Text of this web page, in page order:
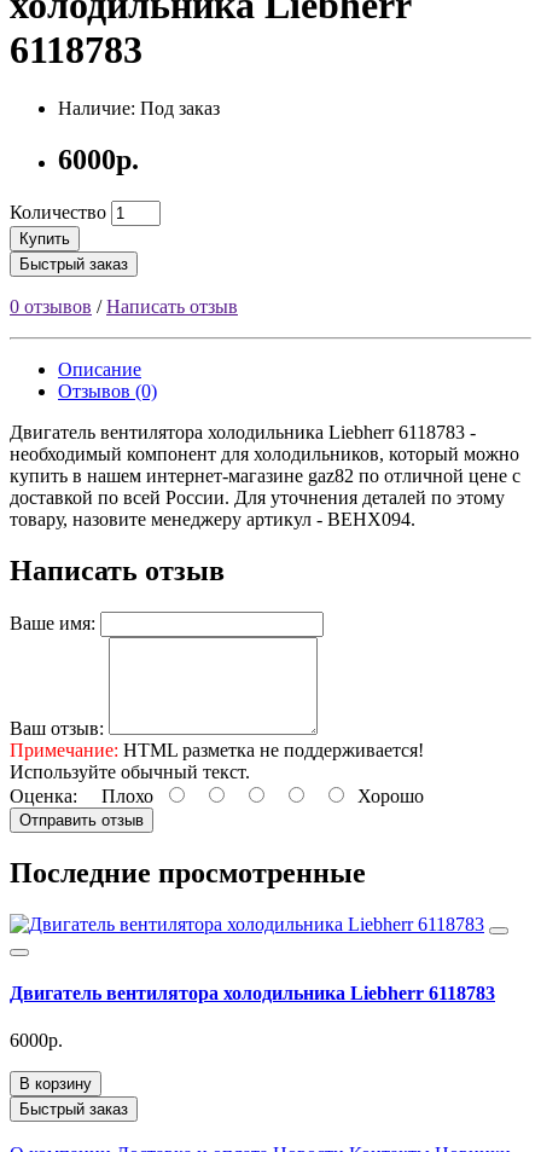
6118783
Наличие: Под заказ
6000р.
Количество
Купить
Быстрый заказ
0 отзывов /Написать отзыв
Описание
Отзывов (0)
Двигатель вентилятора холодильника Liebherr 6118783 -
необходимый компонент для холодильников, который можно
купить в нашем интернет-магазине gaz82 по отличной цене с
доставкой по всей России. Для уточнения деталей по этому
товару, назовите менеджеру артикул - ВЕНХ094.
Написать отзыв
Ваше имя:
Ваш отзыв:
Примечание: HTML разметка не поддерживается!
Используйте обычный текст.
Оценка: Плохо Хорошо
Отправить отзыв
Последние просмотренные
Двигатель вентилятора холодильника Liebherr 6118783
6000р.
В корзину
Быстрый заказ